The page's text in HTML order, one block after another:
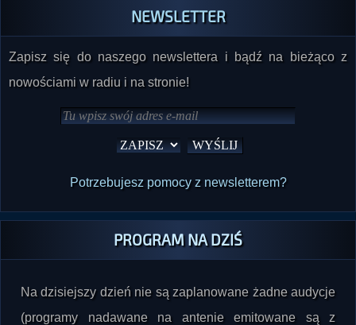
NEWSLETTER
Zapisz się do naszego newslettera i bądź na bieżąco z
nowościami w radiu i na stronie!
Potrzebujesz pomocy z newsletterem?
PROGRAM NA DZIŚ
Na dzisiejszy dzień nie są zaplanowane żadne audycje
(programy nadawane na antenie emitowane są z